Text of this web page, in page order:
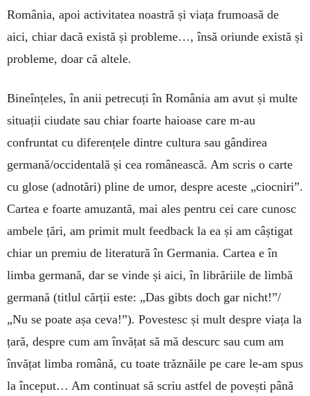
România, apoi activitatea noastră și viața frumoasă de
aici, chiar dacă există și probleme…, însă oriunde există și
probleme, doar că altele.
Bineînțeles, în anii petrecuți în România am avut și multe
situații ciudate sau chiar foarte haioase care m-au
confruntat cu diferențele dintre cultura sau gândirea
germană/occidentală și cea românească. Am scris o carte
cu glose (adnotări) pline de umor, despre aceste „ciocniri”.
Cartea e foarte amuzantă, mai ales pentru cei care cunosc
ambele țări, am primit mult feedback la ea și am câștigat
chiar un premiu de literatură în Germania. Cartea e în
limba germană, dar se vinde și aici, în librăriile de limbă
germană (titlul cărții este: „Das gibts doch gar nicht!”/
„Nu se poate așa ceva!”). Povestesc și mult despre viața la
țară, despre cum am învățat să mă descurc sau cum am
învățat limba română, cu toate trăznăile pe care le-am spus
la început… Am continuat să scriu astfel de povești până